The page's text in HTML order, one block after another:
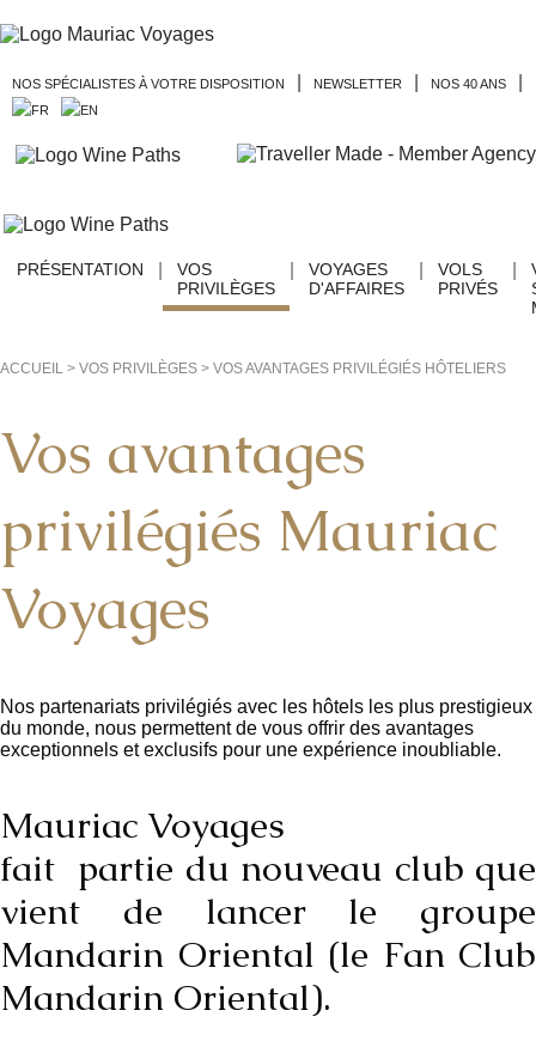
NOS SPÉCIALISTES À VOTRE DISPOSITION NEWSLETTER NOS 40 ANS
PRÉSENTATION
VOS
PRIVILÈGES
VOYAGES
D'AFFAIRES
VOLS
PRIVÉS
ACCUEIL > VOS PRIVILÈGES > VOS AVANTAGES PRIVILÉGIÉS HÔTELIERS
Vos avantages
privilégiés Mauriac
Voyages
Nos partenariats privilégiés avec les hôtels les plus prestigieux
du monde, nous permettent de vous offrir des avantages
exceptionnels et exclusifs pour une expérience inoubliable.
Mauriac Voyages
fait partie du nouveau club que
vient de lancer le groupe
Mandarin Oriental (le Fan Club
Mandarin Oriental).